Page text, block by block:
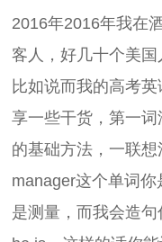
2016年2016年我在
客人，好几十个美国
比如说而我的高考
享一些干货，第一
的基础方法，一联
manager这个单词
是测量，而我会造